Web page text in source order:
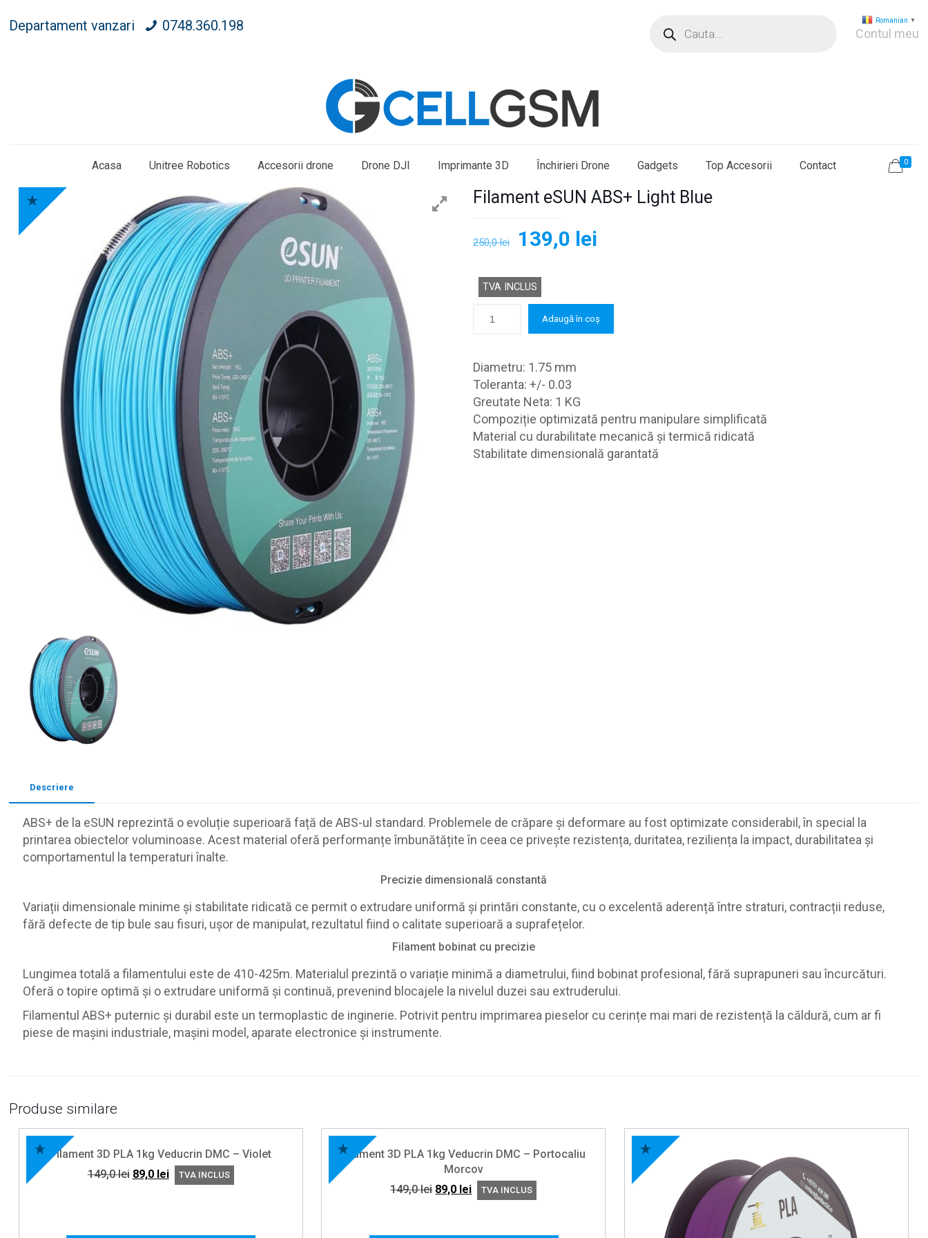
Departament vanzari 0748.360.198
search
Contul meu
Acasa Unitree Robotics Accesorii drone Drone DJI Imprimante 3D Închirieri Drone Gadgets Top Accesorii Contact 0
Filament eSUN ABS+ Light Blue
250,0lei
Prețul
a
fost:
250,0 lei.
139,0 lei
139,0 lei.
TVA INCLUS
Adaugă în coș
Diametru: 1.75 mm
Toleranta: +/- 0.03
Greutate Neta: 1 KG
Compoziție optimizată pentru manipulare simplificată
Material cu durabilitate mecanică și termică ridicată
Stabilitate dimensională garantată
Descriere
ABS+ de la eSUN reprezintă o evoluție superioară față de ABS-ul standard. Problemele de crăpare și deformare au fost optimizate considerabil, în special la
printarea obiectelor voluminoase. Acest material oferă performanțe îmbunătățite în ceea ce privește rezistența, duritatea, reziliența la impact, durabilitatea și
comportamentul la temperaturi înalte.
Precizie dimensională constantă
Variații dimensionale minime și stabilitate ridicată ce permit o extrudare uniformă și printări constante, cu o excelentă aderență între straturi, contracții reduse,
fără defecte de tip bule sau fisuri, ușor de manipulat, rezultatul fiind o calitate superioară a suprafețelor.
Filament bobinat cu precizie
Lungimea totală a filamentului este de 410-425m. Materialul prezintă o variație minimă a diametrului, fiind bobinat profesional, fără suprapuneri sau încurcături.
Oferă o topire optimă și o extrudare uniformă și continuă, prevenind blocajele la nivelul duzei sau extruderului.
Filamentul ABS+ puternic și durabil este un termoplastic de inginerie. Potrivit pentru imprimarea pieselor cu cerințe mai mari de rezistență la căldură, cum ar fi
piese de mașini industriale, mașini model, aparate electronice și instrumente.
Produse similare
Filament 3D PLA 1kg Veducrin DMC – Violet
149,0lei Prețul
89,0 leiPrețul
curent
TVA INCLUS
Filament 3D PLA 1kg Veducrin DMC – Portocaliu
Morcov
149,0lei Prețul
89,0 leiPrețul
curent
TVA INCLUS
Romanian ▼